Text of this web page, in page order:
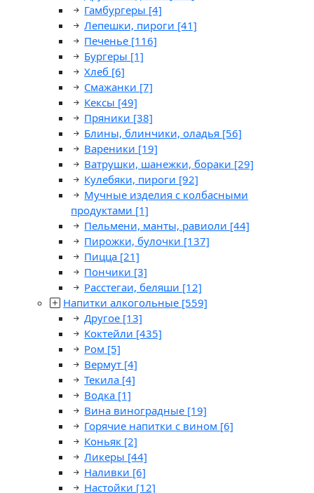
Гамбургеры [4]
Лепешки, пироги [41]
Печенье [116]
Бургеры [1]
Хлеб [6]
Смажанки [7]
Кексы [49]
Пряники [38]
Блины, блинчики, оладья [56]
Вареники [19]
Ватрушки, шанежки, бораки [29]
Кулебяки, пироги [92]
Мучные изделия с колбасными
продуктами [1]
Пельмени, манты, равиоли [44]
Пирожки, булочки [137]
Пицца [21]
Пончики [3]
Расстегаи, беляши [12]
Напитки алкогольные [559]
Другое [13]
Коктейли [435]
Ром [5]
Вермут [4]
Текила [4]
Водка [1]
Вина виноградные [19]
Горячие напитки с вином [6]
Коньяк [2]
Ликеры [44]
Наливки [6]
Настойки [12]